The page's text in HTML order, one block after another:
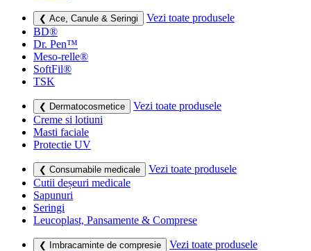
❮ Ace, Canule & Seringi
Vezi toate produsele
BD®
Dr. Pen™
Meso-relle®
SoftFil®
TSK
❮ Dermatocosmetice
Vezi toate produsele
Creme si lotiuni
Masti faciale
Protectie UV
❮ Consumabile medicale
Vezi toate produsele
Cutii deșeuri medicale
Sapunuri
Seringi
Leucoplast, Pansamente & Comprese
❮ Imbracaminte de compresie
Vezi toate produsele